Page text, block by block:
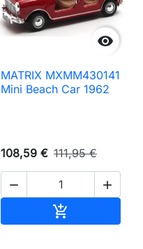

MATRIX MXMM430141
Mini Beach Car 1962
108,59 € 111,95 €
 
